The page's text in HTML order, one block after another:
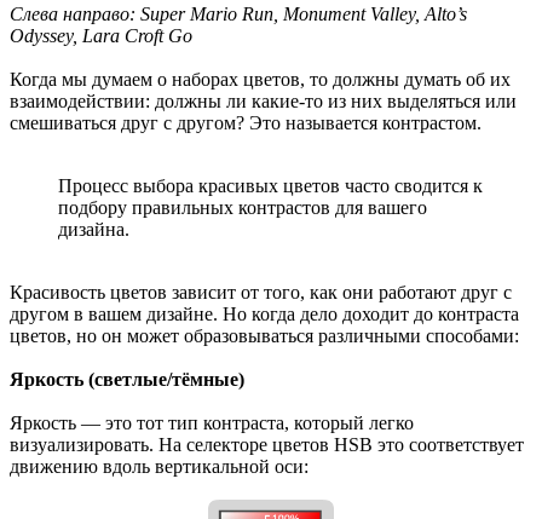
Слева направо: Super Mario Run, Monument Valley, Alto’s
Odyssey, Lara Croft Go
Когда мы думаем о наборах цветов, то должны думать об их
взаимодействии: должны ли какие-то из них выделяться или
смешиваться друг с другом? Это называется контрастом.
Процесс выбора красивых цветов часто сводится к
подбору правильных контрастов для вашего
дизайна.
Красивость цветов зависит от того, как они работают друг с
другом в вашем дизайне. Но когда дело доходит до контраста
цветов, но он может образовываться различными способами:
Яркость (светлые/тёмные)
Яркость — это тот тип контраста, который легко
визуализировать. На селекторе цветов HSB это соответствует
движению вдоль вертикальной оси: